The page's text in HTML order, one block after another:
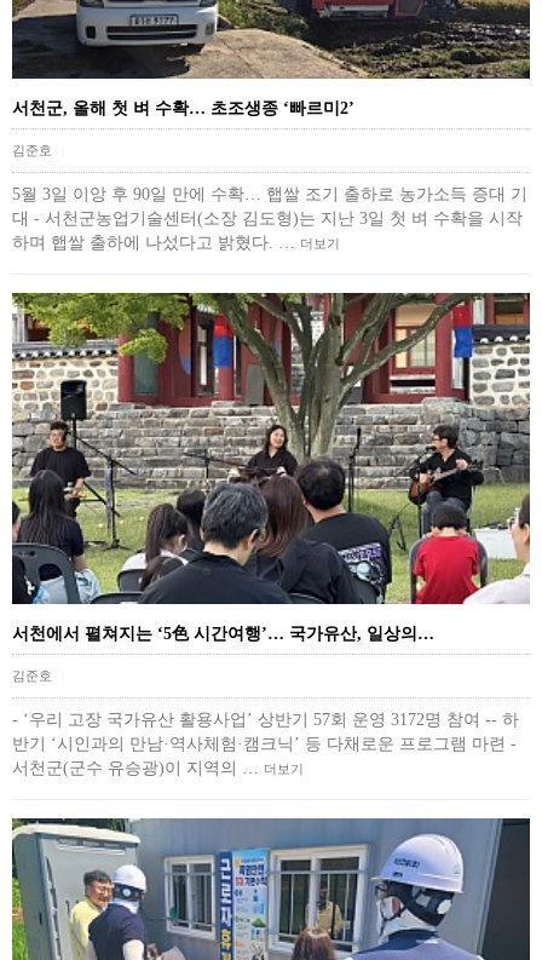
서천군, 올해 첫 벼 수확… 초조생종 ‘빠르미2’
김준호
5월 3일 이앙 후 90일 만에 수확… 햅쌀 조기 출하로 농가소득 증대 기
대 - 서천군농업기술센터(소장 김도형)는 지난 3일 첫 벼 수확을 시작
하며 햅쌀 출하에 나섰다고 밝혔다. … 더보기
서천에서 펼쳐지는 ‘5色 시간여행’… 국가유산, 일상의…
김준호
- ‘우리 고장 국가유산 활용사업’ 상반기 57회 운영 3172명 참여 -- 하
반기 ‘시인과의 만남·역사체험·캠크닉’ 등 다채로운 프로그램 마련 -
서천군(군수 유승광)이 지역의 …
더보기